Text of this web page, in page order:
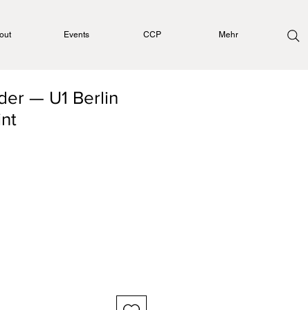
Events CCP Mehr
— U1 Berlin